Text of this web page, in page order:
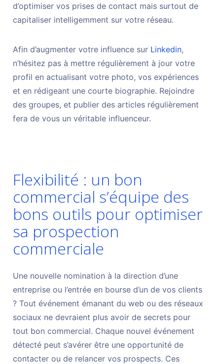
d’optimiser vos prises de contact mais surtout de
capitaliser intelligemment sur votre réseau.
Afin d’augmenter votre influence sur Linkedin,
n’hésitez pas à mettre régulièrement à jour votre
profil en actualisant votre photo, vos expériences
et en rédigeant une courte biographie. Rejoindre
des groupes, et publier des articles régulièrement
fera de vous un véritable influenceur.
Flexibilité : un bon
commercial s’équipe des
bons outils pour optimiser
sa prospection
commerciale
Une nouvelle nomination à la direction d’une
entreprise ou l’entrée en bourse d’un de vos clients
? Tout événement émanant du web ou des réseaux
sociaux ne devraient plus avoir de secrets pour
tout bon commercial. Chaque nouvel événement
détecté peut s’avérer être une opportunité de
contacter ou de relancer vos prospects. Ces